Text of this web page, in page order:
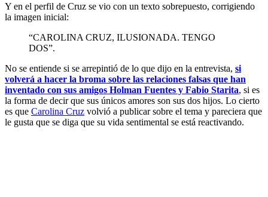
Y en el perfil de Cruz se vio con un texto sobrepuesto, corrigiendo
la imagen inicial:
“CAROLINA CRUZ, ILUSIONADA. TENGO
DOS”.
No se entiende si se arrepintió de lo que dijo en la entrevista, si
volverá a hacer la broma sobre las relaciones falsas que han
inventado con sus amigos Holman Fuentes y Fabio Starita, si es
la forma de decir que sus únicos amores son sus dos hijos. Lo cierto
es que Carolina Cruz volvió a publicar sobre el tema y pareciera que
le gusta que se diga que su vida sentimental se está reactivando.